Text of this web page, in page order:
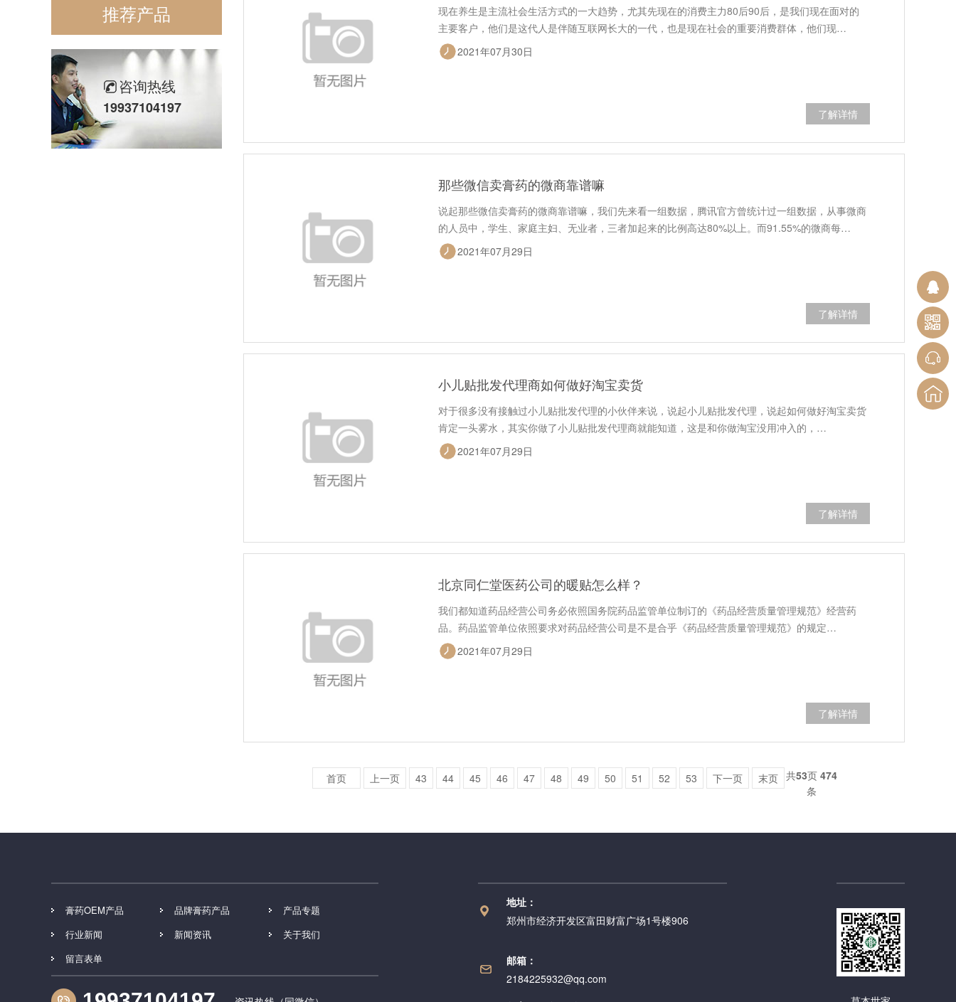
现在养生是主流社会生活方式的一大趋势，尤其先现在的消费主力80后90后，是我们现在面对的
主要客户，他们是这代人是伴随互联网长大的一代，也是现在社会的重要消费群体，他们现…
2021年07月30日
了解详情
那些微信卖膏药的微商靠谱嘛
说起那些微信卖膏药的微商靠谱嘛，我们先来看一组数据，腾讯官方曾统计过一组数据，从事微商
的人员中，学生、家庭主妇、无业者，三者加起来的比例高达80%以上。而91.55%的微商每…
2021年07月29日
了解详情
小儿贴批发代理商如何做好淘宝卖货
对于很多没有接触过小儿贴批发代理的小伙伴来说，说起小儿贴批发代理，说起如何做好淘宝卖货
肯定一头雾水，其实你做了小儿贴批发代理商就能知道，这是和你做淘宝没用冲入的，…
2021年07月29日
了解详情
北京同仁堂医药公司的暖贴怎么样？
我们都知道药品经营公司务必依照国务院药品监管单位制订的《药品经营质量管理规范》经营药
品。药品监管单位依照要求对药品经营公司是不是合乎《药品经营质量管理规范》的规定…
2021年07月29日
了解详情
首页 上一页 43 44 45 46 47 48 49 50 51 52 53 下一页 末页 共53页 474
条
推荐产品
咨询热线
19937104197
膏药OEM产品 品牌膏药产品
产品专题
行业新闻
新闻资讯
关于我们
留言表单
地址：
郑州市经济开发区富田财富广场1号楼906
邮箱：
2184225932@qq.com